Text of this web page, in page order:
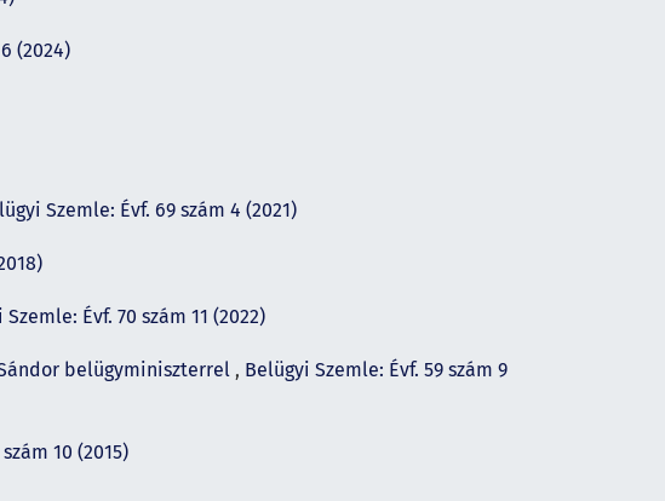
(2024)
Szemle: Évf. 69 szám 4 (2021)
Évf. 70 szám 11 (2022)
belügyminiszterrel , Belügyi Szemle: Évf. 59 szám 9
10 (2015)